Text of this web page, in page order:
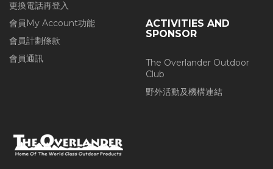
更換電話再登入
會員My Account功能
會員計劃條款
會員通訊
ACTIVITIES AND
SPONSOR
The Overlander Outdoor
Club
野外活動及機構連結